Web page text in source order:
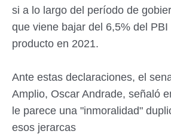
si a lo largo del período de
que viene bajar del 6,5% del PBI
producto en 2021.
Ante estas declaraciones, el
Amplio, Oscar Andrade, señaló
le parece una "inmoralidad"
esos jerarcas